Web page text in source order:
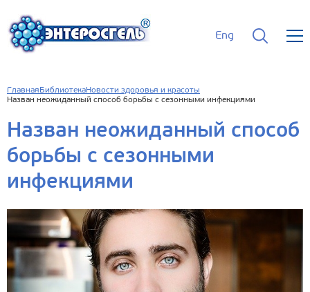
Eng
Главная БиблиотекаНовости здоровья и красоты
Назван неожиданный способ борьбы с сезонными инфекциями
Назван неожиданный способ
борьбы с сезонными
инфекциями